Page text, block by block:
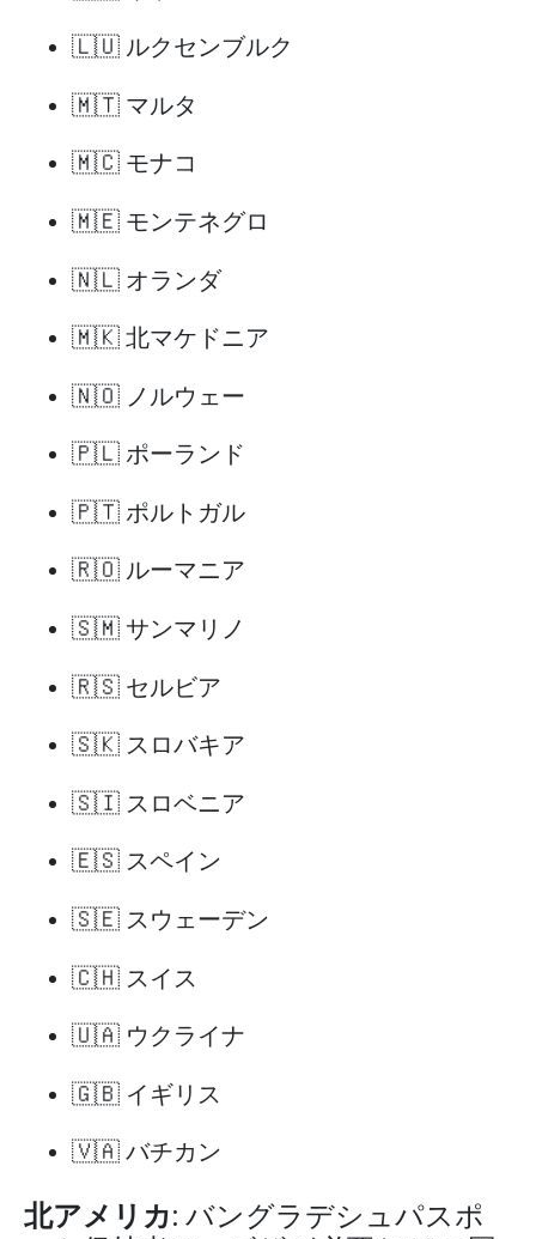
🇱🇺 ルクセンブルク
🇲🇹 マルタ
🇲🇨 モナコ
🇲🇪 モンテネグロ
🇳🇱 オランダ
🇲🇰 北マケドニア
🇳🇴 ノルウェー
🇵🇱 ポーランド
🇵🇹 ポルトガル
🇷🇴 ルーマニア
🇸🇲 サンマリノ
🇷🇸 セルビア
🇸🇰 スロバキア
🇸🇮 スロベニア
🇪🇸 スペイン
🇸🇪 スウェーデン
🇨🇭 スイス
🇺🇦 ウクライナ
🇬🇧 イギリス
🇻🇦 バチカン
北アメリカ: バングラデシュパスポ